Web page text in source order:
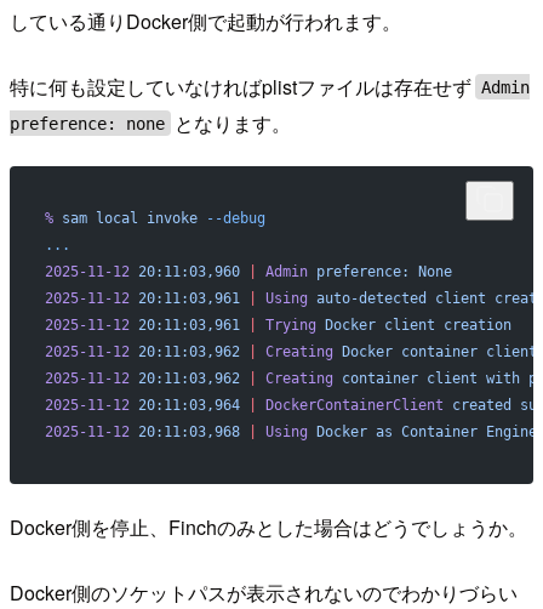
している通りDocker側で起動が行われます。
特に何も設定していなければplistファイルは存在せず Admin
preference: none
となります。
% sam local invoke --debug
...
2025-11-12 20:11:03,960 | Admin preference:
None
2025-11-12 20:11:03,961 | Using auto-detected client
2025-11-12 20:11:03,961 | Trying Docker client creation
2025-11-12 20:11:03,962 | Creating Docker container client
2025-11-12 20:11:03,962 | Creating container client with
2025-11-12 20:11:03,964 | DockerContainerClient created
2025-11-12 20:11:03,968 | Using Docker as Container
Docker側を停止、Finchのみとした場合はどうでしょうか。
Docker側のソケットパスが表示されないのでわかりづらい